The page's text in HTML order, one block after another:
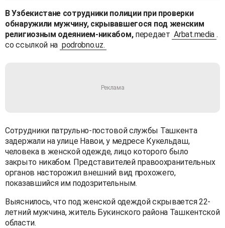
В Узбекистане сотрудники полиции при проверки
обнаружили мужчину, скрывавшегося под женским
религиозным одеянием-никабом, передает Arbat.media .
со ссылкой на podrobno.uz.
Сотрудники патрульно-постовой службы Ташкента
задержали на улице Навои, у медресе Кукельдаш,
человека в женской одежде, лицо которого было
закрыто никабом. Представителей правоохранительных
органов насторожил внешний вид прохожего,
показавшийся им подозрительным.
Выяснилось, что под женской одеждой скрывается 22-
летний мужчина, житель Букинского района Ташкентской
области.